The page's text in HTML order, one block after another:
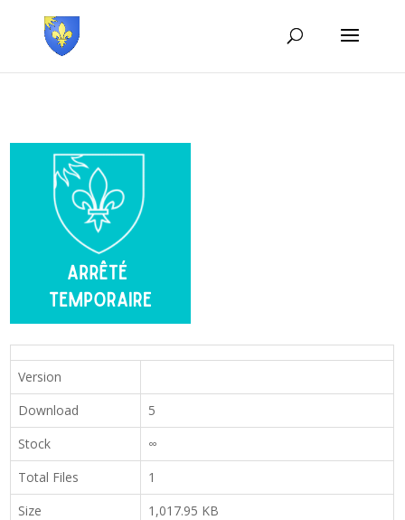
Version
Download
5
Stock
∞
Total Files
1
Size
1,017.95 KB